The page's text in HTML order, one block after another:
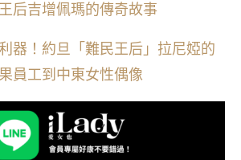
后吉增佩瑪的傳奇故事
器！約旦「難民王后」拉尼婭的
員工到中東女性偶像